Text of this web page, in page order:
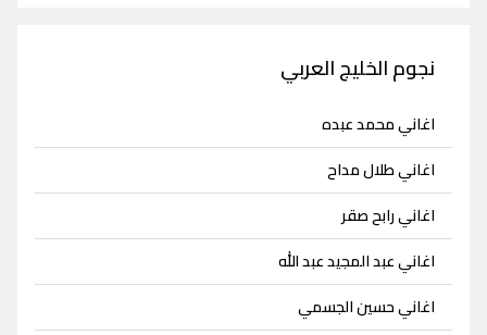
نجوم الخليج العربي
اغاني محمد عبده
اغاني طلال مداح
اغاني رابح صقر
اغاني عبد المجيد عبد الله
اغاني حسين الجسمي